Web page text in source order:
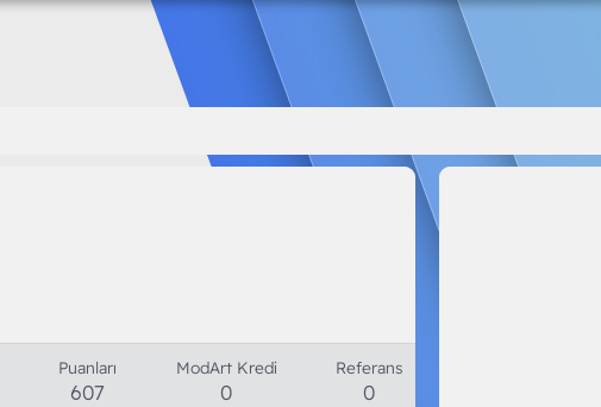
Puanları
607
ModArt Kredi
0
Referans
0